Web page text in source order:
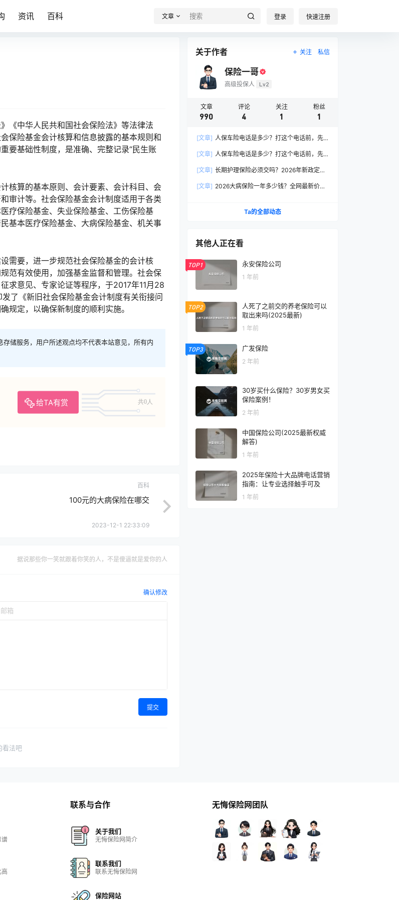
资讯 百科 文章 登录 快速注册
《中华人民共和国社会保险法》等法律法
保险基金会计核算和信息披露的基本规则和
要基础性制度，是准确、完整记录“民生账
核算的基本原则、会计要素、会计科目、会
审计等。社会保险基金会计制度适用于各类
疗保险基金、失业保险基金、工伤保险基
基本医疗保险基金、大病保险基金、机关事
需要，进一步规范社会保险基金的会计核
范有效使用，加强基金监督和管理。社会保
求意见、专家论证等程序，于2017年11月28
了《新旧社会保险基金会计制度有关衔接问
规定，以确保新制度的顺利实施。
储服务，用户所述观点均不代表本站意见，所有内
给TA有赏 共0人
百科
100元的大病保险在哪交
2023-12-1 22:33:09
据说那些你一笑就跟着你笑的人，不是傻逼就是爱你的人
确认修改
提交
看法吧
关于作者 关注 私信
保险一哥
高级投保人 Lv2
文章
990
评论
4
关注
1
粉丝
1
[文章] 人保车险电话是多少？打这个电话前，先
[文章] 人保车险电话是多少？打这个电话前，先
[文章] 长期护理保险必须交吗？2026年新政定
[文章] 2026大病保险一年多少钱？全网最新价格
Ta的全部动态
其他人正在看
TOP1 永安保险公司
1 年前
TOP2
人死了之前交的养老保险可以
取出来吗(2025最新)
1 年前
TOP3 广发保险
2 年前
30岁买什么保险？30岁男女买
保险案例！
2 年前
中国保险公司(2025最新权威
解答)
1 年前
2025年保险十大品牌电话营销
指南：让专业选择触手可及
1 年前
谱
高
联系与合作
关于我们
无悔保险网简介
联系我们
联系无悔保险网
保险网站
无悔保险网团队